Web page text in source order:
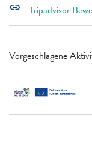
Vorgeschlagene
link Tripadvisor